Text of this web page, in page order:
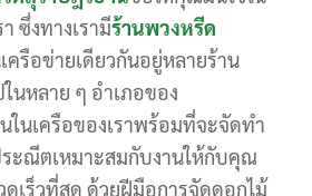
ซึ่งทางเรามีร้านพวงหรีด
ครือข่ายเดียวกันอยู่หลายร้าน
นหลาย ๆ อำเภอของ
ในเครือของเราพร้อมที่จะจัดทำ
ะณีตเหมาะสมกับงานให้กับคุณ
เร็วที่สุด ด้วยฝีมือการจัดดอกไม้